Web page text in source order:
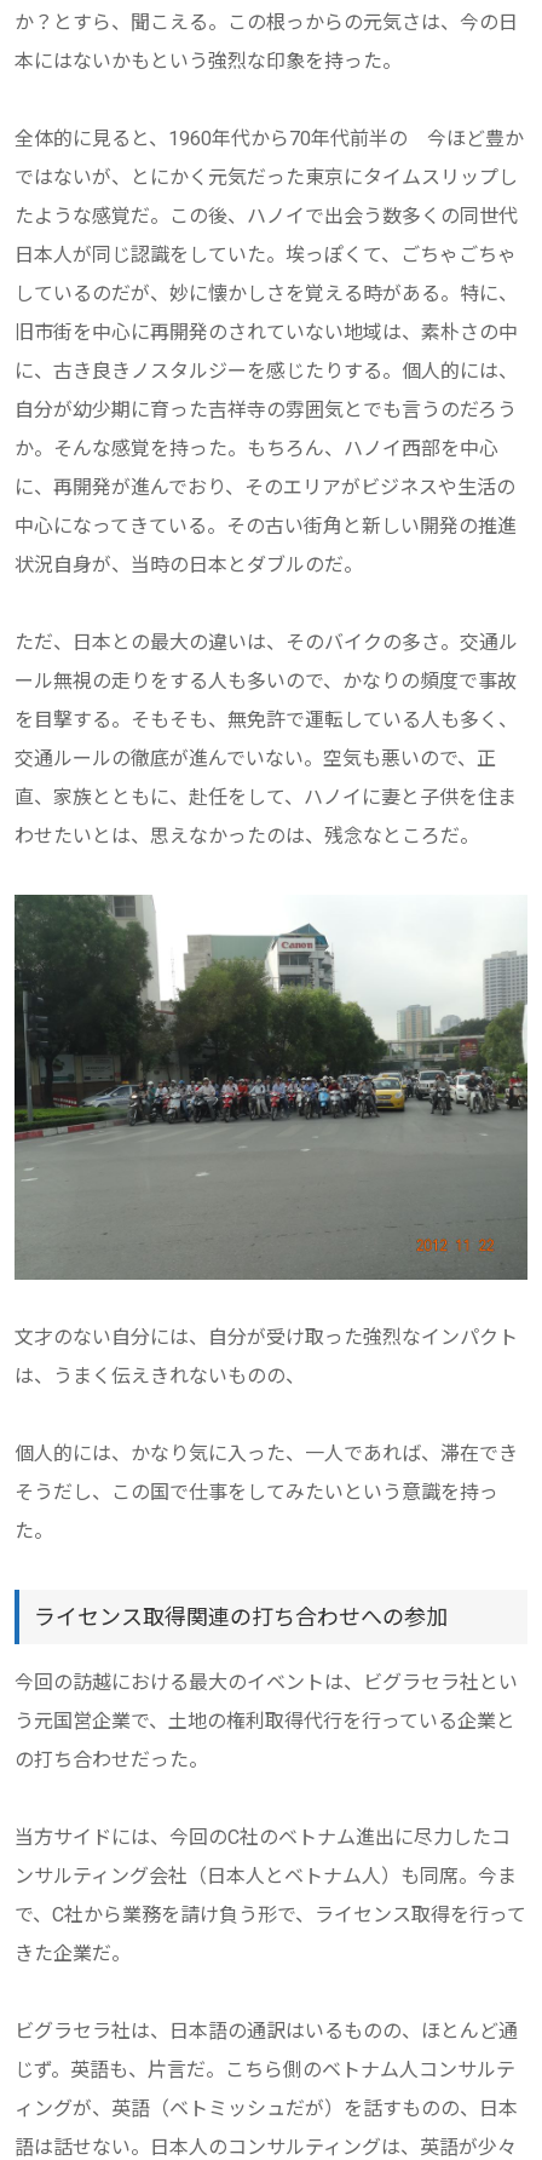
か？とすら、聞こえる。この根っからの元気さは、今の日
本にはないかもという強烈な印象を持った。
全体的に見ると、1960年代から70年代前半の 今ほど豊か
ではないが、とにかく元気だった東京にタイムスリップし
たような感覚だ。この後、ハノイで出会う数多くの同世代
日本人が同じ認識をしていた。埃っぽくて、ごちゃごちゃ
しているのだが、妙に懐かしさを覚える時がある。特に、
旧市街を中心に再開発のされていない地域は、素朴さの中
に、古き良きノスタルジーを感じたりする。個人的には、
自分が幼少期に育った吉祥寺の雰囲気とでも言うのだろう
か。そんな感覚を持った。もちろん、ハノイ西部を中心
に、再開発が進んでおり、そのエリアがビジネスや生活の
中心になってきている。その古い街角と新しい開発の推進
状況自身が、当時の日本とダブルのだ。
ただ、日本との最大の違いは、そのバイクの多さ。交通ル
ール無視の走りをする人も多いので、かなりの頻度で事故
を目撃する。そもそも、無免許で運転している人も多く、
交通ルールの徹底が進んでいない。空気も悪いので、正
直、家族とともに、赴任をして、ハノイに妻と子供を住ま
わせたいとは、思えなかったのは、残念なところだ。
文才のない自分には、自分が受け取った強烈なインパクト
は、うまく伝えきれないものの、
個人的には、かなり気に入った、一人であれば、滞在でき
そうだし、この国で仕事をしてみたいという意識を持っ
た。
ライセンス取得関連の打ち合わせへの参加
今回の訪越における最大のイベントは、ビグラセラ社とい
う元国営企業で、土地の権利取得代行を行っている企業と
の打ち合わせだった。
当方サイドには、今回のC社のベトナム進出に尽力したコ
ンサルティング会社（日本人とベトナム人）も同席。今ま
で、C社から業務を請け負う形で、ライセンス取得を行って
きた企業だ。
ビグラセラ社は、日本語の通訳はいるものの、ほとんど通
じず。英語も、片言だ。こちら側のベトナム人コンサルテ
ィングが、英語（ベトミッシュだが）を話すものの、日本
語は話せない。日本人のコンサルティングは、英語が少々